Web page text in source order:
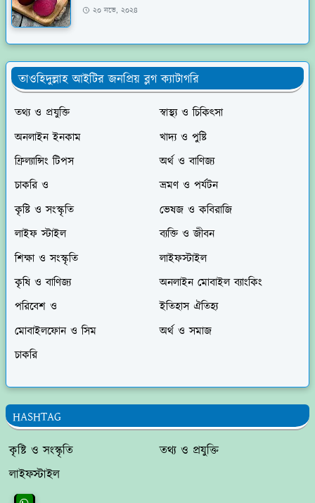
২০ নভে, ২০২৪
তাওহিদুল্লাহ আইটির জনপ্রিয় ব্লগ ক্যাটাগরি
তথ্য ও প্রযুক্তি
স্বাস্থ্য ও চিকিৎসা
অনলাইন ইনকাম
খাদ্য ও পুষ্টি
ফ্রিল্যান্সিং টিপস
অর্থ ও বাণিজ্য
চাকরি ও
ভ্রমণ ও পর্যটন
কৃষ্টি ও সংস্কৃতি
ভেষজ ও কবিরাজি
লাইফ স্টাইল
ব্যক্তি ও জীবন
শিক্ষা ও সংস্কৃতি
লাইফস্টাইল
কৃষি ও বাণিজ্য
অনলাইন মোবাইল ব্যাংকিং
পরিবেশ ও
ইতিহাস ঐতিহ্য
মোবাইলফোন ও সিম
অর্থ ও সমাজ
চাকরি
HASHTAG
কৃষ্টি ও সংস্কৃতি
তথ্য ও প্রযুক্তি
লাইফস্টাইল